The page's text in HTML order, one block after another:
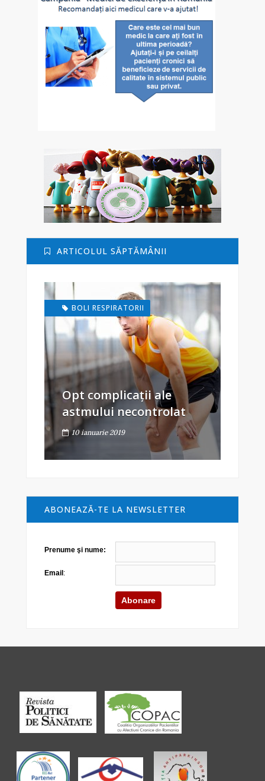
ARTICOLUL SĂPTĂMÂNII
BOLI RESPIRATORII
Opt complicații ale
astmului necontrolat
10 ianuarie 2019
ABONEAZĂ-TE LA NEWSLETTER
Prenume şi nume:
Email :